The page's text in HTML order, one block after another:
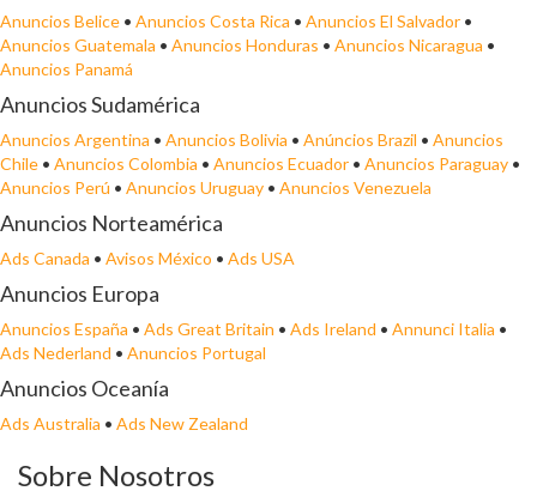
Anuncios Belice • Anuncios Costa Rica • Anuncios El Salvador •
Anuncios Guatemala • Anuncios Honduras • Anuncios Nicaragua •
Anuncios Panamá
Anuncios Sudamérica
Anuncios Argentina • Anuncios Bolivia • Anúncios Brazil • Anuncios
Chile • Anuncios Colombia • Anuncios Ecuador • Anuncios Paraguay •
Anuncios Perú • Anuncios Uruguay • Anuncios Venezuela
Anuncios Norteamérica
Ads Canada • Avisos México • Ads USA
Anuncios Europa
Anuncios España • Ads Great Britain • Ads Ireland • Annunci Italia •
Ads Nederland • Anuncios Portugal
Anuncios Oceanía
Ads Australia • Ads New Zealand
Sobre Nosotros